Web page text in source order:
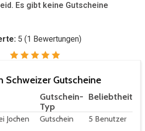
Es gibt keine Gutscheine
5 (1 Bewertungen)
Schweizer Gutscheine
Gutschein-
Typ
Beliebtheit
Jochen
Gutschein 5 Benutzer